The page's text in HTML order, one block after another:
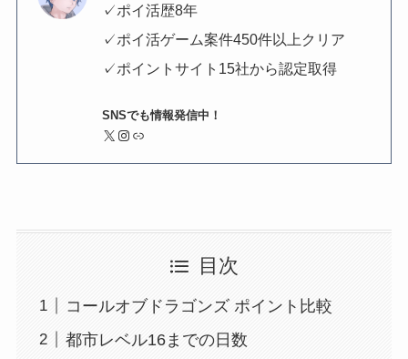
✓ポイ活歴8年
✓ポイ活ゲーム案件450件以上クリア
✓ポイントサイト15社から認定取得
SNSでも情報発信中！
X Instagram リンク
目次
コールオブドラゴンズ ポイント比較
都市レベル16までの日数